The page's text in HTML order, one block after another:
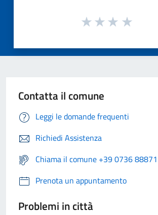
Contatta il comune
Leggi le domande frequenti
Richiedi Assistenza
Chiama il comune +39 0736 88871
Prenota un appuntamento
Problemi in città